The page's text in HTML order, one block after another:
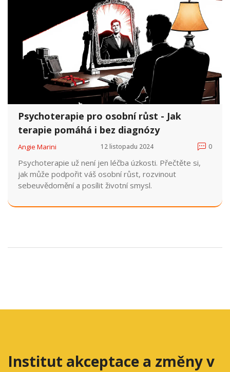
Psychoterapie pro osobní růst - Jak
terapie pomáhá i bez diagnózy
Angie Marini 12 listopadu 2024 0
Psychoterapie už není jen léčba úzkosti. Přečtěte si,
jak může podpořit váš osobní růst, rozvinout
sebeuvědomění a posílit životní smysl.
Institut akceptace a změny v